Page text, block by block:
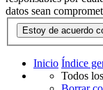
datos sean
Inicio Índice
Todos